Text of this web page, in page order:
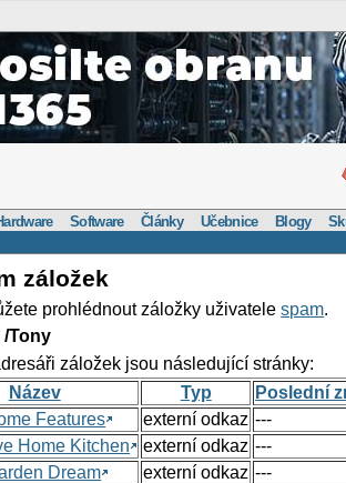
Software Články Učebnice Blogy
záložek
prohlédnout záložky uživatelespam.
Tony
záložek jsou následující stránky:
Název
Typ
Poslední
Features
externí odkaz ---
Home Kitchen
externí odkaz ---
Dream
externí odkaz ---